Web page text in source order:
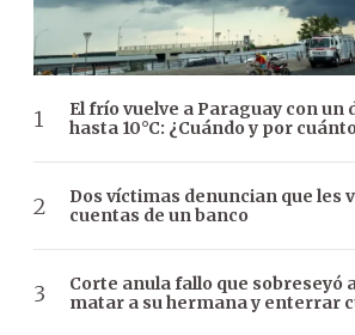
El frío vuelve a Paraguay con un
hasta 10°C: ¿Cuándo y por
Dos víctimas denuncian que les
cuentas de un banco
Corte anula fallo que sobreseyó
matar a su hermana y enterrar